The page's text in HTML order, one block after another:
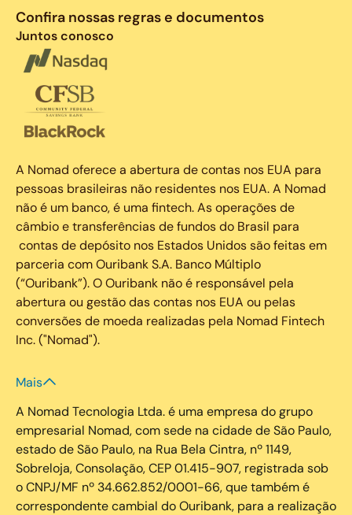
Confira nossas regras e documentos
Juntos conosco
A Nomad oferece a abertura de contas nos EUA para
pessoas brasileiras não residentes nos EUA. A Nomad
não é um banco, é uma fintech. As operações de
câmbio e transferências de fundos do Brasil para
contas de depósito nos Estados Unidos são feitas em
parceria com Ouribank S.A. Banco Múltiplo
(“Ouribank”). O Ouribank não é responsável pela
abertura ou gestão das contas nos EUA ou pelas
conversões de moeda realizadas pela Nomad Fintech
Inc. ("Nomad").
Mais
A Nomad Tecnologia Ltda. é uma empresa do grupo
empresarial Nomad, com sede na cidade de São Paulo,
estado de São Paulo, na Rua Bela Cintra, nº 1149,
Sobreloja, Consolação, CEP 01.415-907, registrada sob
o CNPJ/MF nº 34.662.852/0001-66, que também é
correspondente cambial do Ouribank, para a realização